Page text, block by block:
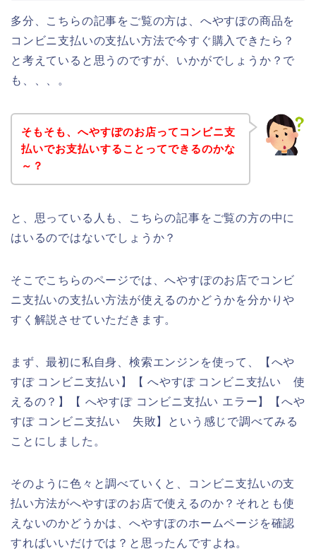
多分、こちらの記事をご覧の方は、へやすぽの商品を
コンビニ支払いの支払い方法で今すぐ購入できたら？
と考えていると思うのですが、いかがでしょうか？で
も、、、。
そもそも、へやすぽのお店ってコンビニ支
払いでお支払いすることってできるのかな
～？
と、思っている人も、こちらの記事をご覧の方の中に
はいるのではないでしょうか？
そこでこちらのページでは、へやすぽのお店でコンビ
ニ支払いの支払い方法が使えるのかどうかを分かりや
すく解説させていただきます。
まず、最初に私自身、検索エンジンを使って、【へや
すぽ コンビニ支払い】【 へやすぽ コンビニ支払い 使
えるの？】【 へやすぽ コンビニ支払い エラー】【へや
すぽ コンビニ支払い 失敗】という感じで調べてみる
ことにしました。
そのように色々と調べていくと、コンビニ支払いの支
払い方法がへやすぽのお店で使えるのか？それとも使
えないのかどうかは、へやすぽのホームページを確認
すればいいだけでは？と思ったんですよね。